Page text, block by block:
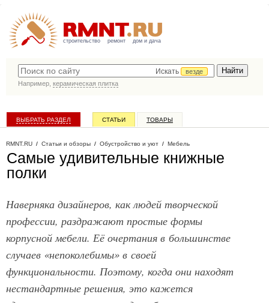
строительство ремонт дом и дача
Искать
везде
Например, керамическая плитка
ВЫБРАТЬ РАЗДЕЛ СТАТЬИ ТОВАРЫ
RMNT.RU / Статьи и обзоры / Обустройство и уют / Мебель
Самые удивительные книжные
полки
Наверняка дизайнеров, как людей творческой
профессии, раздражают простые формы
корпусной мебели. Её очертания в большинстве
случаев «непоколебимы» в своей
функциональности. Поэтому, когда они находят
нестандартные решения, это кажется